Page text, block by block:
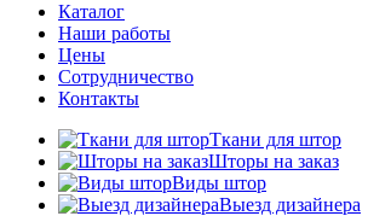
Каталог
Наши работы
Цены
Сотрудничество
Контакты
Ткани для штор
Шторы на заказ
Виды штор
Выезд дизайнера